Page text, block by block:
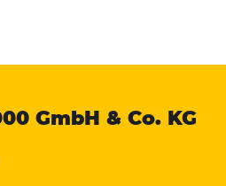
GmbH & Co. KG